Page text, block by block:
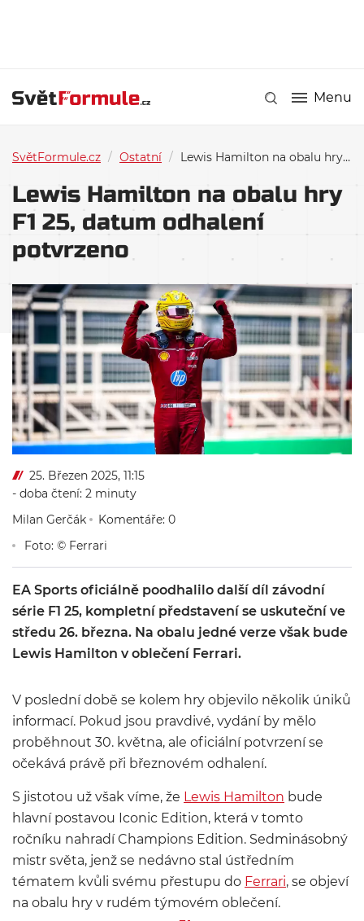
Menu
SvětFormule.cz / Ostatní / Lewis Hamilton na obalu hry F1 25, datum odhalení potvrzeno
Lewis Hamilton na obalu hry
F1 25, datum odhalení
potvrzeno
25. Březen 2025, 11:15
- doba čtení: 2 minuty
Milan Gerčák
Komentáře: 0
Foto: © Ferrari
EA Sports oficiálně poodhalilo další díl závodní
série F1 25, kompletní představení se uskuteční ve
středu 26. března. Na obalu jedné verze však bude
Lewis Hamilton v oblečení Ferrari.
V poslední době se kolem hry objevilo několik úniků
informací. Pokud jsou pravdivé, vydání by mělo
proběhnout 30. května, ale oficiální potvrzení se
očekává právě při březnovém odhalení.
S jistotou už však víme, že Lewis Hamilton bude
hlavní postavou Iconic Edition, která v tomto
ročníku nahradí Champions Edition. Sedminásobný
mistr světa, jenž se nedávno stal ústředním
tématem kvůli svému přestupu do Ferrari, se objeví
na obalu hry v rudém týmovém oblečení.